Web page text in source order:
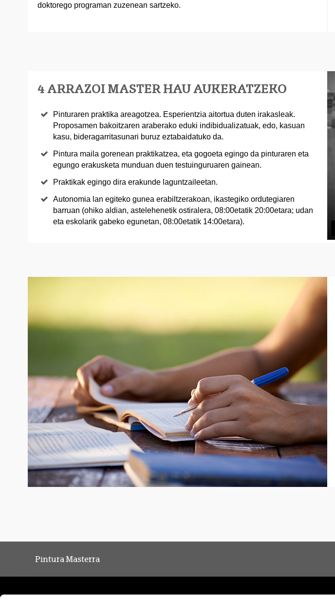
doktorego programan zuzenean sartzeko.
4 ARRAZOI MASTER HAU AUKERATZEKO
Pinturaren praktika areagotzea. Esperientzia aitortua duten irakasleak.
Proposamen bakoitzaren araberako eduki indibidualizatuak, edo, kasuan
kasu, bideragarritasunari buruz eztabaidatuko da.
Pintura maila gorenean praktikatzea, eta gogoeta egingo da pinturaren eta
egungo erakusketa munduan duen testuinguruaren gainean.
Praktikak egingo dira erakunde laguntzaileetan.
Autonomia lan egiteko gunea erabiltzerakoan, ikastegiko ordutegiaren
barruan (ohiko aldian, astelehenetik ostiralera, 08:00etatik 20:00etara; udan
eta eskolarik gabeko egunetan, 08:00etatik 14:00etara).
Pintura Masterra